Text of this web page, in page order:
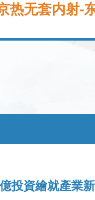
热无套内射-
投資繪就產業